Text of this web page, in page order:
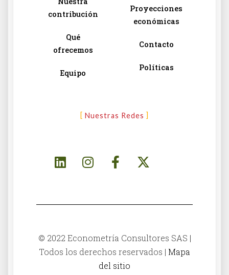
contribución
Qué
ofrecemos
Equipo
Proyecciones
económicas
Contacto
Políticas
Nuestras Redes
© 2022 Econometría Consultores SAS |
Todos los derechos reservados | Mapa
del sitio